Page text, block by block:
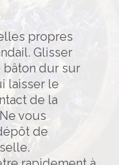
propres
Glisser
bâton dur sur
laisser le
de la
vous
de